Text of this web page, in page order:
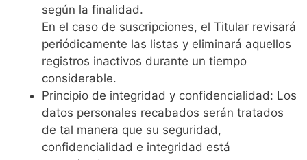
según la finalidad.
En el caso de suscripciones, el Titular revisará
periódicamente las listas y eliminará aquellos
registros inactivos durante un tiempo
considerable.
Principio de integridad y confidencialidad: Los
datos personales recabados serán tratados
de tal manera que su seguridad,
confidencialidad e integridad está